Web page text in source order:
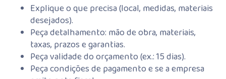
Explique o que precisa (local, medidas, materiais
desejados).
Peça detalhamento: mão de obra, materiais,
taxas, prazos e garantias.
Peça validade do orçamento (ex.: 15 dias).
Peça condições de pagamento e se a empresa